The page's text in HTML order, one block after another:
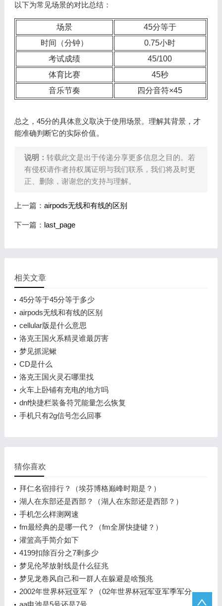
以下为常见场景的对比总结：
场景
45分等于
时间（分钟）
0.75小时
考试成绩
45/100
体育比赛
45秒
音乐节奏
四分音符×45
总之，45分的具体意义取决于使用场景。理解其背景，才
能准确判断它的实际价值。
说明： 转载此文是出于传递分享更多信息之目的。若
有侵权请作者持权属证明与我们联系，我们将及时更
正、删除，谢谢您的支持与理解。
上一篇： airpods无线和有线的区别
下一篇： last_page
相关文章
45分等于45分等于多少
airpods无线和有线的区别
cellular版是什么意思
洛克王国火系精灵谁最厉害
梦见抓泥鳅
CD是什么
洛克王国火灵石哪里找
火车上卧铺有充电的地方吗
dnf快捷栏装备符咒能量怎么恢复
手机只有2g信号怎么回事
猜你喜欢
拜仁名宿排行？（埃芬博格巅峰时期是？）
湖人在东部还是西部？（湖人在东部还是西部？）
手机怎么样测网速
fm最经典的是哪一代？（fm全屏快捷键？）
灌篮高手简介如下
4199扣除百分之7剩多少
梦见伦琴放射线是什么征兆
梦见龙卷风自己和一群人在躲避是啥预兆
2002年世界杯冠亚军？（02年世界杯冠军亚军季军分
别是？）
aa电池是5号还是7号